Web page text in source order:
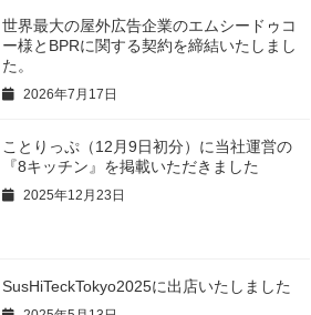
世界最大の屋外広告企業のエムシードゥコ
ー様とBPRに関する契約を締結いたしまし
た。
2026年7月17日
ことりっぷ（12月9日初分）に当社運営の
『8キッチン』を掲載いただきました
2025年12月23日
SusHiTeckTokyo2025に出店いたしました